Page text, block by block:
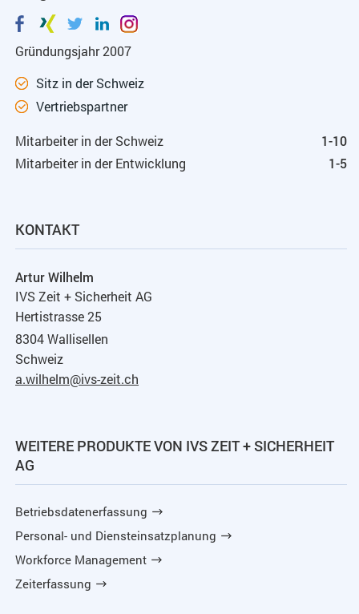
Gründungsjahr 2007
Sitz in der Schweiz
Vertriebspartner
Mitarbeiter in der Schweiz
1-10
Mitarbeiter in der Entwicklung
1-5
KONTAKT
Artur Wilhelm
IVS Zeit + Sicherheit AG
Hertistrasse 25
8304 Wallisellen
Schweiz
a.wilhelm@ivs-zeit.ch
WEITERE PRODUKTE VON IVS ZEIT + SICHERHEIT
AG
Betriebsdatenerfassung
Personal- und Diensteinsatzplanung
Workforce Management
Zeiterfassung